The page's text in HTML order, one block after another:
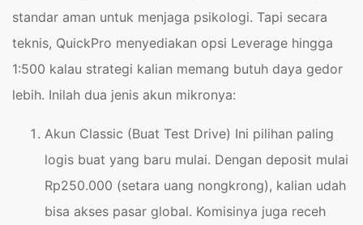
standar aman untuk menjaga psikologi. Tapi secara
teknis, QuickPro menyediakan opsi Leverage hingga
1:500 kalau strategi kalian memang butuh daya gedor
lebih. Inilah dua jenis akun mikronya:
Akun Classic (Buat Test Drive) Ini pilihan paling
logis buat yang baru mulai. Dengan deposit mulai
Rp250.000 (setara uang nongkrong), kalian udah
bisa akses pasar global. Komisinya juga receh